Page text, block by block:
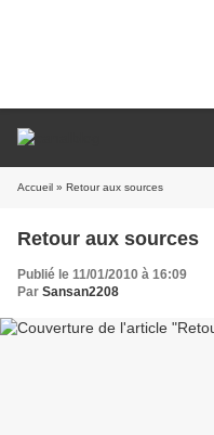
Accueil » Retour aux sources
Retour aux sources
Publié le 11/01/2010 à 16:09
Par Sansan2208